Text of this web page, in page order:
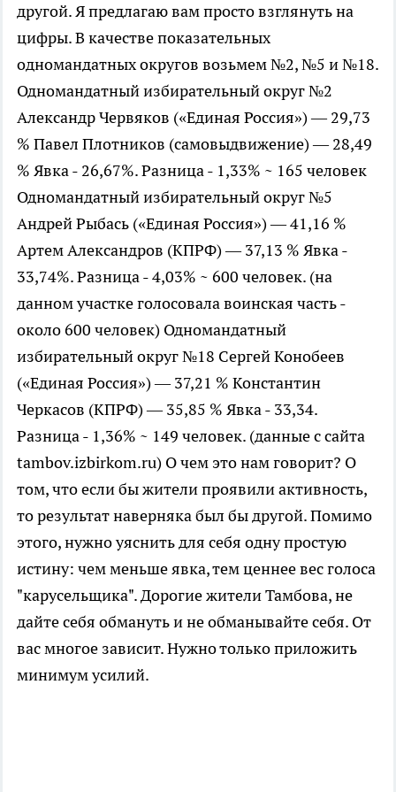
другой. Я предлагаю вам просто взглянуть на
цифры. В качестве показательных
одномандатных округов возьмем №2, №5 и №18.
Одномандатный избирательный округ №2
Александр Червяков («Единая Россия») — 29,73
% Павел Плотников (самовыдвижение) — 28,49
% Явка - 26,67%. Разница - 1,33% ~ 165 человек
Одномандатный избирательный округ №5
Андрей Рыбась («Единая Россия») — 41,16 %
Артем Александров (КПРФ) — 37,13 % Явка -
33,74%. Разница - 4,03% ~ 600 человек. (на
данном участке голосовала воинская часть -
около 600 человек) Одномандатный
избирательный округ №18 Сергей Конобеев
(«Единая Россия») — 37,21 % Константин
Черкасов (КПРФ) — 35,85 % Явка - 33,34.
Разница - 1,36% ~ 149 человек. (данные с сайта
tambov.izbirkom.ru) О чем это нам говорит? О
том, что если бы жители проявили активность,
то результат наверняка был бы другой. Помимо
этого, нужно уяснить для себя одну простую
истину: чем меньше явка, тем ценнее вес голоса
"карусельщика". Дорогие жители Тамбова, не
дайте себя обмануть и не обманывайте себя. От
вас многое зависит. Нужно только приложить
минимум усилий.